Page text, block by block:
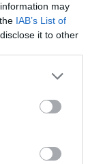
may
IAB’s List of
it to other
or more Google
may click to
party tags to
in below Google
ισχυρό κύμα
η
θα
40άρια